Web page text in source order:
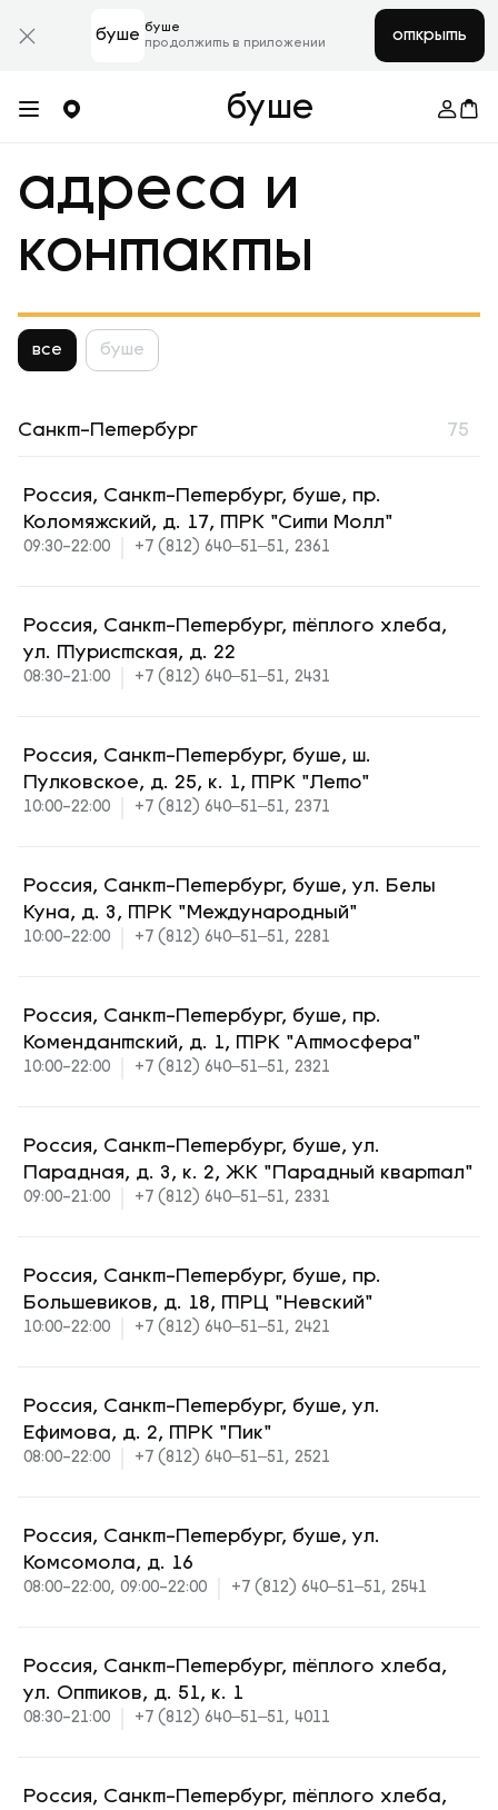
буше буше
продолжить в приложении
открыть
буше
адреса и
контакты
все буше
Санкт-Петербург 75
Россия, Санкт-Петербург, буше, пр.
Коломяжский, д. 17, ТРК "Сити Молл"
09:30-22:00 +7 (812) 640‒51‒51, 2361
Россия, Санкт-Петербург, тёплого хлеба,
ул. Туристская, д. 22
08:30-21:00 +7 (812) 640‒51‒51, 2431
Россия, Санкт-Петербург, буше, ш.
Пулковское, д. 25, к. 1, ТРК "Лето"
10:00-22:00 +7 (812) 640‒51‒51, 2371
Россия, Санкт-Петербург, буше, ул. Белы
Куна, д. 3, ТРК "Международный"
10:00-22:00 +7 (812) 640‒51‒51, 2281
Россия, Санкт-Петербург, буше, пр.
Комендантский, д. 1, ТРК "Атмосфера"
10:00-22:00 +7 (812) 640‒51‒51, 2321
Россия, Санкт-Петербург, буше, ул.
Парадная, д. 3, к. 2, ЖК "Парадный квартал"
09:00-21:00 +7 (812) 640‒51‒51, 2331
Россия, Санкт-Петербург, буше, пр.
Большевиков, д. 18, ТРЦ "Невский"
10:00-22:00 +7 (812) 640‒51‒51, 2421
Россия, Санкт-Петербург, буше, ул.
Ефимова, д. 2, ТРК "Пик"
08:00-22:00 +7 (812) 640‒51‒51, 2521
Россия, Санкт-Петербург, буше, ул.
Комсомола, д. 16
08:00-22:00, 09:00-22:00 +7 (812) 640‒51‒51, 2541
Россия, Санкт-Петербург, тёплого хлеба,
ул. Оптиков, д. 51, к. 1
08:30-21:00 +7 (812) 640‒51‒51, 4011
Россия, Санкт-Петербург, тёплого хлеба,